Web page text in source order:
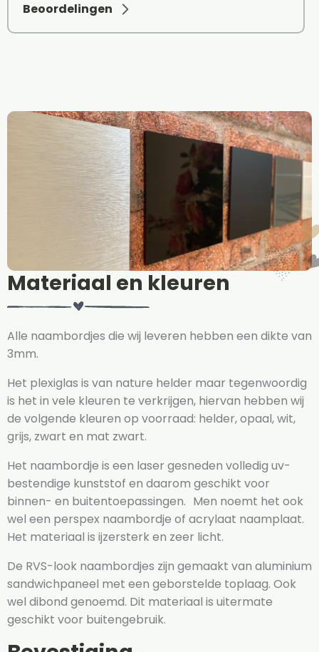
Beoordelingen
Materiaal en kleuren
Alle naambordjes die wij leveren hebben een dikte van
3mm.
Het plexiglas is van nature helder maar tegenwoordig
is het in vele kleuren te verkrijgen, hiervan hebben wij
de volgende kleuren op voorraad: helder, opaal, wit,
grijs, zwart en mat zwart.
Het naambordje is een laser gesneden volledig uv-
bestendige kunststof en daarom geschikt voor
binnen- en buitentoepassingen. Men noemt het ook
wel een perspex naambordje of acrylaat naamplaat.
Het materiaal is ijzersterk en zeer licht.
De RVS-look naambordjes zijn gemaakt van aluminium
sandwichpaneel met een geborstelde toplaag. Ook
wel dibond genoemd. Dit materiaal is uitermate
geschikt voor buitengebruik.